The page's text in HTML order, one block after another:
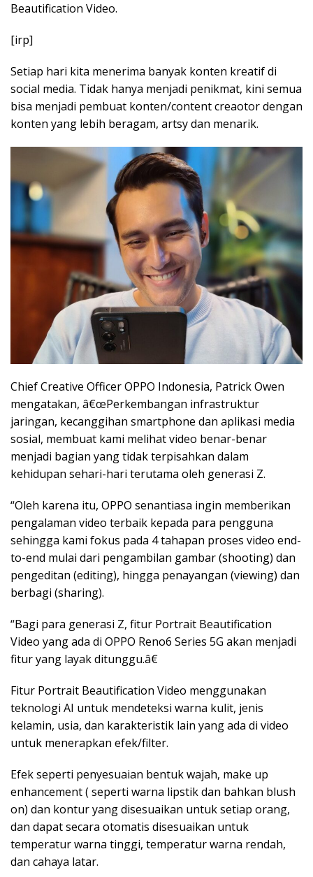
Beautification Video.
[irp]
Setiap hari kita menerima banyak konten kreatif di
social media. Tidak hanya menjadi penikmat, kini semua
bisa menjadi pembuat konten/content creaotor dengan
konten yang lebih beragam, artsy dan menarik.
Chief Creative Officer OPPO Indonesia, Patrick Owen
mengatakan, â€œPerkembangan infrastruktur
jaringan, kecanggihan smartphone dan aplikasi media
sosial, membuat kami melihat video benar-benar
menjadi bagian yang tidak terpisahkan dalam
kehidupan sehari-hari terutama oleh generasi Z.
“Oleh karena itu, OPPO senantiasa ingin memberikan
pengalaman video terbaik kepada para pengguna
sehingga kami fokus pada 4 tahapan proses video end-
to-end mulai dari pengambilan gambar (shooting) dan
pengeditan (editing), hingga penayangan (viewing) dan
berbagi (sharing).
“Bagi para generasi Z, fitur Portrait Beautification
Video yang ada di OPPO Reno6 Series 5G akan menjadi
fitur yang layak ditunggu.â€
Fitur Portrait Beautification Video menggunakan
teknologi AI untuk mendeteksi warna kulit, jenis
kelamin, usia, dan karakteristik lain yang ada di video
untuk menerapkan efek/filter.
Efek seperti penyesuaian bentuk wajah, make up
enhancement ( seperti warna lipstik dan bahkan blush
on) dan kontur yang disesuaikan untuk setiap orang,
dan dapat secara otomatis disesuaikan untuk
temperatur warna tinggi, temperatur warna rendah,
dan cahaya latar.